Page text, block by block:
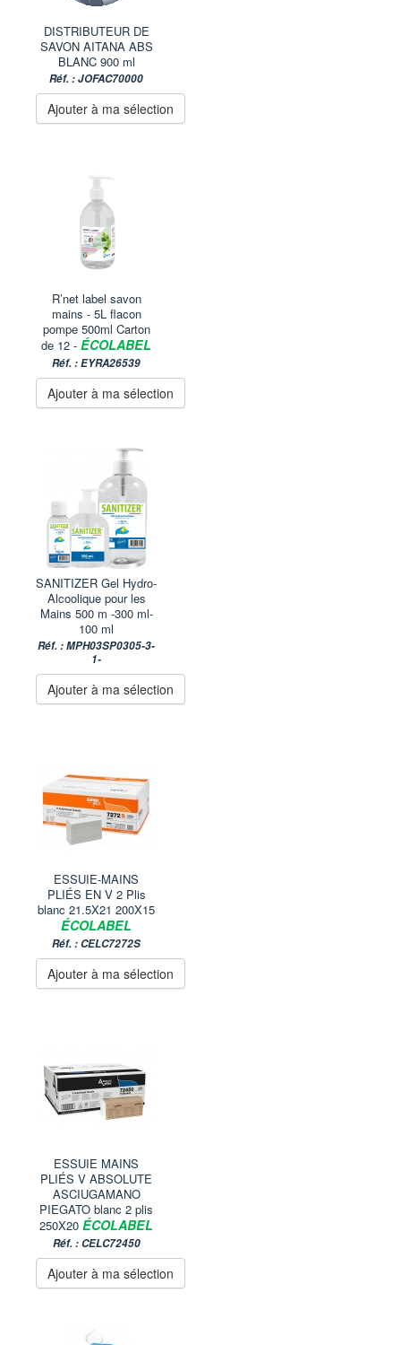
DISTRIBUTEUR DE
SAVON AITANA ABS
BLANC 900 ml
Réf. : JOFAC70000
Ajouter à ma sélection
R’net label savon
mains - 5L flacon
pompe 500ml Carton
de 12 - ÉCOLABEL
Réf. : EYRA26539
Ajouter à ma sélection
SANITIZER Gel Hydro-
Alcoolique pour les
Mains 500 m -300 ml-
100 ml
Réf. : MPH03SP0305-3-
1-
Ajouter à ma sélection
ESSUIE-MAINS
PLIÉS EN V 2 Plis
blanc 21.5X21 200X15
ÉCOLABEL
Réf. : CELC7272S
Ajouter à ma sélection
ESSUIE MAINS
PLIÉS V ABSOLUTE
ASCIUGAMANO
PIEGATO blanc 2 plis
250X20 ÉCOLABEL
Réf. : CELC72450
Ajouter à ma sélection